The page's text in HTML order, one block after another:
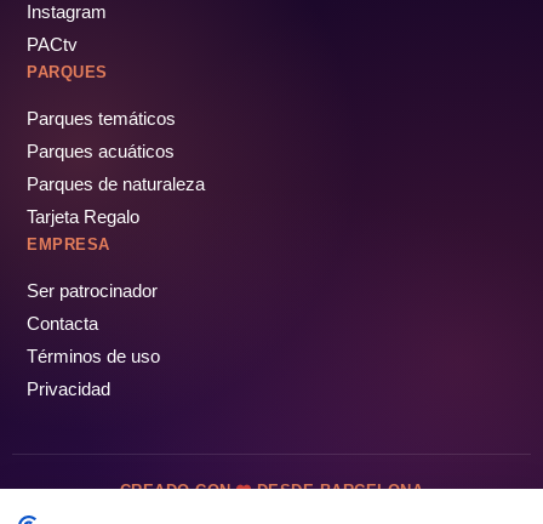
Instagram
PACtv
PARQUES
Parques temáticos
Parques acuáticos
Parques de naturaleza
Tarjeta Regalo
EMPRESA
Ser patrocinador
Contacta
Términos de uso
Privacidad
CREADO CON DESDE BARCELONA